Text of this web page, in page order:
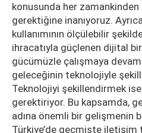
konusunda her zamankinden
gerektiğine inanıyoruz.
kullanımının ölçülebilir
ihracatıyla güçlenen dijital
gücümüzle çalışmaya
geleceğinin teknolojiyle
Teknolojiyi şekillendirmek
gerektiriyor. Bu kapsamda,
adına önemli bir gelişmenin
Türkiye’de geçmişte iletişim